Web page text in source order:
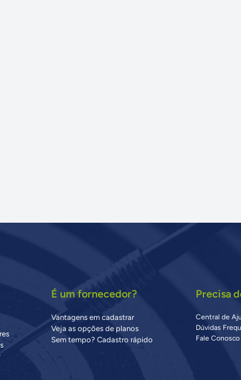
É um fornecedor?
Vantagens em cadastrar
Veja as opções de planos
Sem tempo? Cadastro rápido
Precisa
Central de
Dúvidas
Fale Conosco